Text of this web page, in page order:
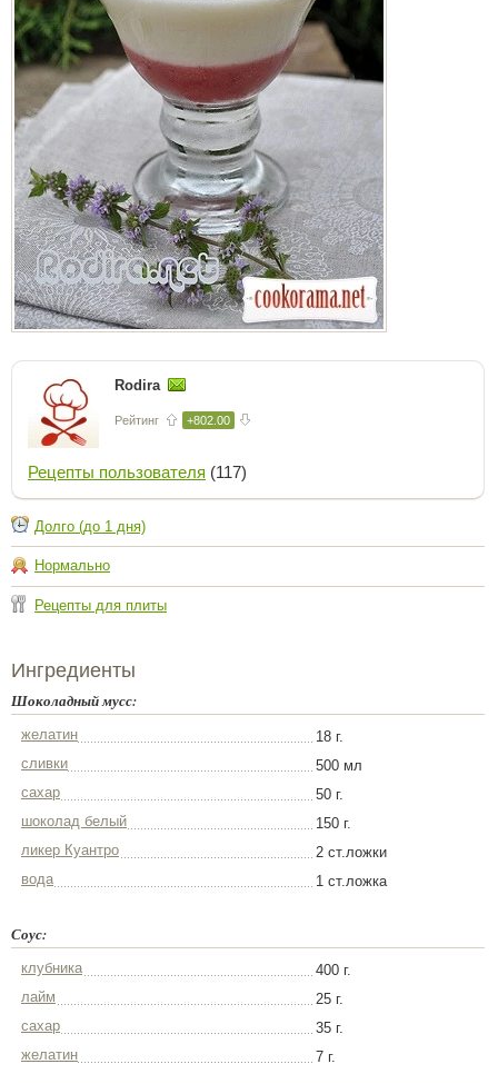
Rodira
Рейтинг +802.00
Рецепты пользователя (117)
Долго (до 1 дня)
Нормально
Рецепты для плиты
Ингредиенты
Шоколадный мусс:
желатин
18 г.
сливки
500 мл
сахар
50 г.
шоколад белый
150 г.
ликер Куантро
2 ст.ложки
вода
1 ст.ложка
Соус:
клубника
400 г.
лайм
25 г.
сахар
35 г.
желатин
7 г.